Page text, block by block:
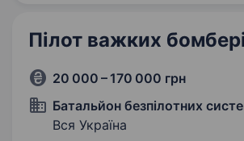
Пілот важких
20 000 – 170 000 грн
Батальйон безпілотних
Вся Україна